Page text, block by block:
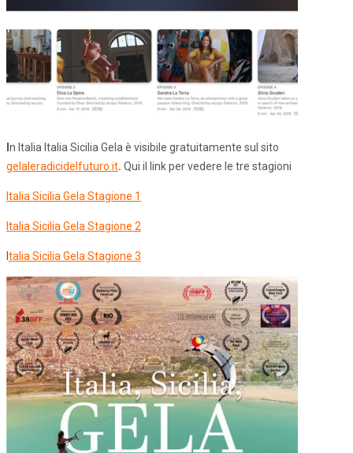
n Italia Italia Sicilia Gela è visibile gratuitamente sul sito
gelaleradicidelfuturo.it. Qui il link per vedere le tre stagioni
Italia Sicilia Gela Stagione 1
Italia Sicilia Gela Stagione 2
talia Sicilia Gela Stagione 3